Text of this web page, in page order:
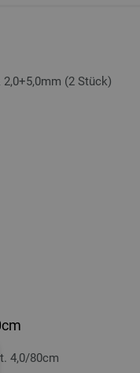
(2 Stück)
4,0/80cm